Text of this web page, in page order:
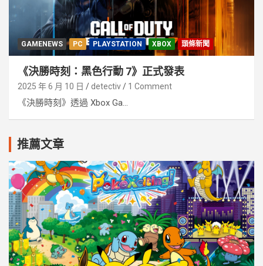
GAMENEWS PC PLAYSTATION XBOX 頭條新聞
《決勝時刻：黑色行動 7》正式發表
2025 年 6 月 10 日 detectiv 1 Comment
《決勝時刻》透過 Xbox Ga...
推薦文章